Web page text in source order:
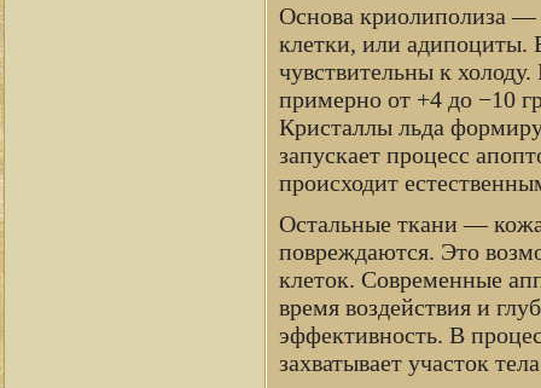
Основа криолиполиза —
клетки, или адипоциты.
чувствительны к
примерно от +4 до −10
Кристаллы льда
запускает процесс
происходит
Остальные ткани —
повреждаются. Это
клеток. Современные
время воздействия и
эффективность. В
захватывает участок